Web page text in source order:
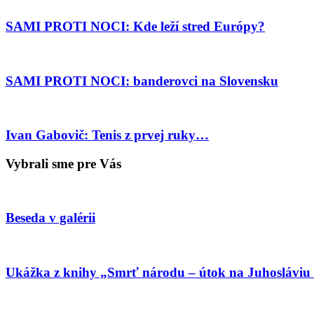
SAMI PROTI NOCI: Kde leží stred Európy?
SAMI PROTI NOCI: banderovci na Slovensku
Ivan Gabovič: Tenis z prvej ruky…
Vybrali sme pre Vás
Beseda v galérii
Ukážka z knihy „Smrť národu – útok na Juhosláviu